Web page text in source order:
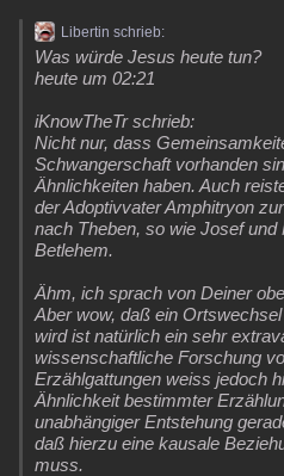
Libertin schrieb:
Was würde Jesus heute tun?
heute um 02:21
iKnowTheTr schrieb:
Nicht nur, dass
Schwangerschaft vorhanden
Ähnlichkeiten haben. Auch
der Adoptivvater Amphitryon
nach Theben, so wie Josef
Betlehem.
Ähm, ich sprach von Deiner
Aber wow, daß ein
wird ist natürlich ein sehr
wissenschaftliche Forschung
Erzählgattungen weiss jedoch
Ähnlichkeit bestimmter
unabhängiger Entstehung
daß hierzu eine kausale
muss.